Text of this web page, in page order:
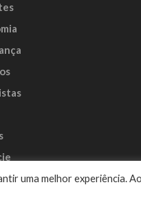
uma melhor experiência.